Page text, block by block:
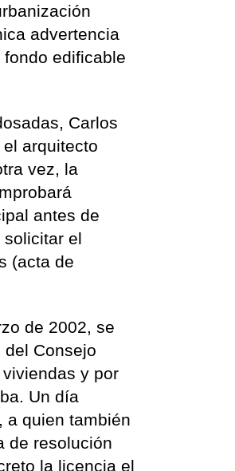
advertencia
edificable
Carlos
arquitecto
vez, la
antes de
el
(acta de
de 2002, se
Consejo
y por
Un día
a quien también
de resolución
la licencia el